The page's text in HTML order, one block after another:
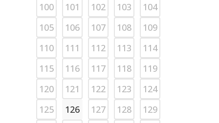
100
101 102 103
104
105
106 107 108
109
110
111 112 113
114
115
116 117 118
119
120
121 122 123
124
125
126 127 128
129